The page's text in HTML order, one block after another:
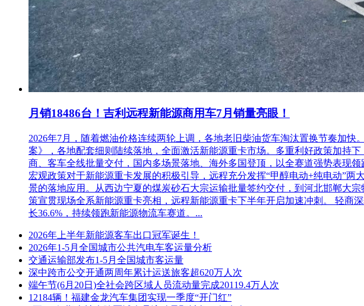
月销18486台！吉利远程新能源商用车7月销量亮眼！
2026年7月，随着燃油价格连续两轮上调，各地老旧柴油货车淘汰置换节奏加
案》，各地配套细则陆续落地，全面激活新能源重卡市场。多重利好政策加持
商、客车全线批量交付，国内多场景落地、海外多国登顶，以全赛道强势表现
宏观政策对于新能源重卡发展的积极引导，远程充分发挥“甲醇电动+纯电动”
景的落地应用。从西边宁夏的煤炭砂石大宗运输批量签约交付，到河北邯郸大
策宣贯现场全系新能源重卡亮相，远程新能源重卡下半年开启加速冲刺。 轻商
长36.6%，持续领跑新能源物流车赛道。...
2026年上半年新能源客车出口冠军诞生！
2026年1-5月全国城市公共汽电车客运量分析
交通运输部发布1-5月全国城市客运量
深中跨市公交开通两周年累计运送旅客超620万人次
端午节(6月20日)全社会跨区域人员流动量完成20119.4万人次
12184辆！福建金龙汽车集团实现一季度“开门红”